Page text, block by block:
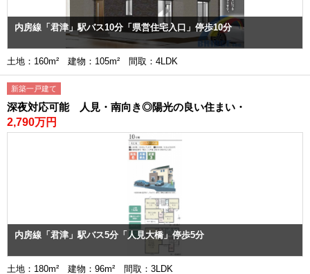
内房線「君津」駅バス10分「県営住宅入口」停歩10分
土地：160m² 建物：105m² 間取：4LDK
新築一戸建て
深夜対応可能 人見・南向き◎陽光の良い住まい・
2,790万円
内房線「君津」駅バス5分「人見大橋」停歩5分
土地：180m² 建物：96m² 間取：3LDK